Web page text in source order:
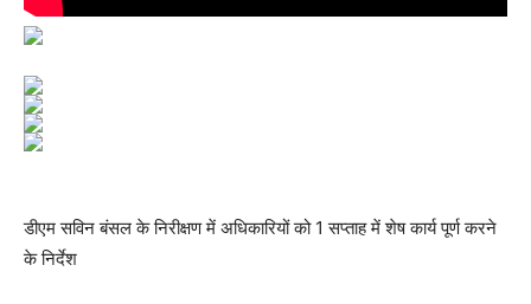
डीएम सविन बंसल के निरीक्षण में अधिकारियों को 1 सप्ताह में शेष कार्य पूर्ण करने
के निर्देश